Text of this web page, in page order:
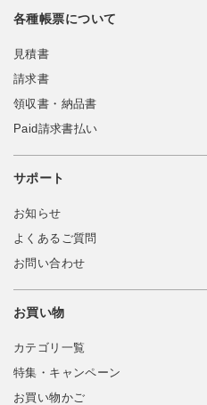
各種帳票について
見積書
請求書
領収書・納品書
Paid請求書払い
サポート
お知らせ
よくあるご質問
お問い合わせ
お買い物
カテゴリ一覧
特集・キャンペーン
お買い物かご